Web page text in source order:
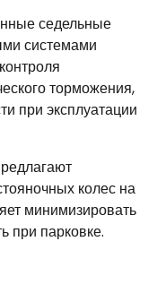
седельные
системами
торможения,
при эксплуатации
колес на
минимизировать
при парковке.